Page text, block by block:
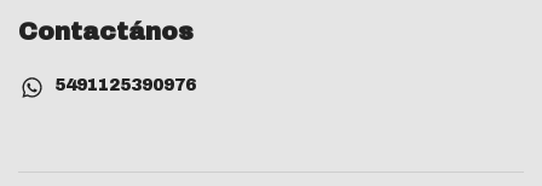
Contactános
5491125390976